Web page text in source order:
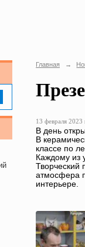
Главная →
13 февраля 2023
В день
В
классе по
Каждому из
Творческий
атмосфера
интерьере.